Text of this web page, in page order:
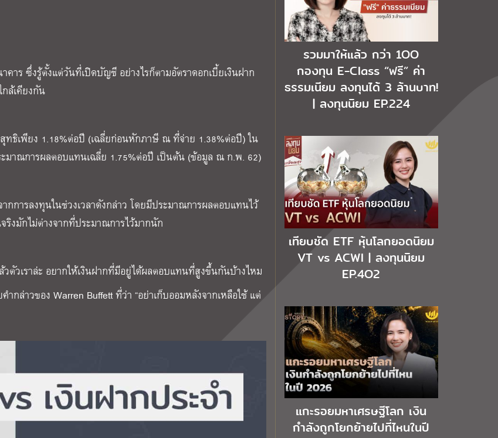
าร ซึ่งรู้ตั้งแต่วันที่เปิดบัญชี อย่างไรก็ตามอัตราดอกเบี้ยเงินฝาก
กล้เคียงกัน
ทธิเพียง 1.18%ต่อปี (เฉลี่ยก่อนหักภาษี ณ ที่จ่าย 1.38%ต่อปี) ใน
มาณการผลตอบแทนเฉลี่ย 1.75%ต่อปี เป็นต้น (ข้อมูล ณ ก.พ. 62)
การลงทุนในช่วงเวลาดังกล่าว โดยมีประมาณการผลตอบแทนไว้
งมักไม่ต่างจากที่ประมาณการไว้มากนัก
ตัวเราล่ะ อยากให้เงินฝากที่มีอยู่ได้ผลตอบแทนที่สูงขึ้นกันบ้างไหม
ำกล่าวของ Warren Buffettที่ว่า “อย่าเก็บออมหลังจากเหลือใช้ แต่
รวมมาให้แล้ว กว่า 1OO
กองทุน E-Class “ฟรี” ค่า
ธรรมเนียม ลงทุนได้ 3 ล้านบาท!
| ลงทุนนิยม EP.224
เทียบชัด ETF หุ้นโลกยอดนิยม
VT vs ACWI | ลงทุนนิยม
EP.4O2
แกะรอยมหาเศรษฐีโลก เงิน
กำลังถูกโยกย้ายไปที่ไหนในปี